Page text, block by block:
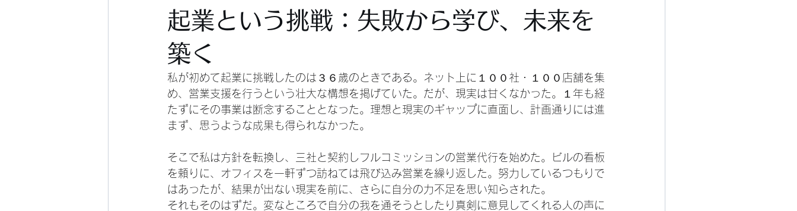
起業という挑戦：失敗から学び、未来を
築く
私が初めて起業に挑戦したのは３６歳のときである。ネット上に１００社・１００店舗を集
め、営業支援を行うという壮大な構想を掲げていた。だが、現実は甘くなかった。１年も経
たずにその事業は断念することとなった。理想と現実のギャップに直面し、計画通りには進
まず、思うような成果も得られなかった。
そこで私は方針を転換し、三社と契約しフルコミッションの営業代行を始めた。ビルの看板
を頼りに、オフィスを一軒ずつ訪ねては飛び込み営業を繰り返した。努力しているつもりで
はあったが、結果が出ない現実を前に、さらに自分の力不足を思い知らされた。
それもそのはずだ。変なところで自分の我を通そうとしたり真剣に意見してくれる人の声に